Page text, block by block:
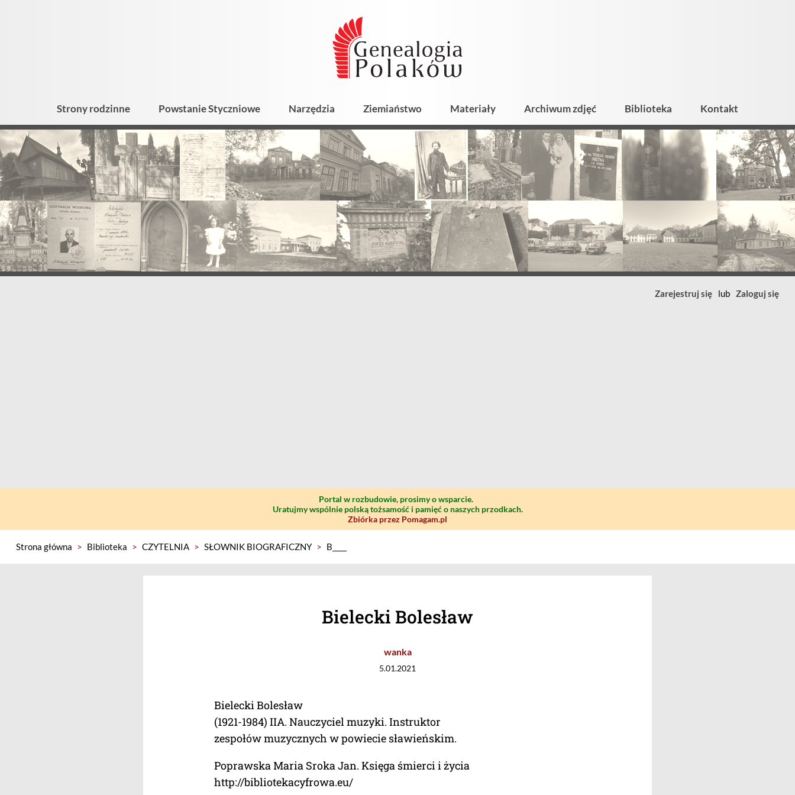
Strony rodzinne Powstanie Styczniowe Narzędzia Ziemiaństwo Materiały Archiwum zdjęć Biblioteka Kontakt
Zarejestruj się lub Zaloguj się
Portal w rozbudowie, prosimy o wsparcie.
Uratujmy wspólnie polską tożsamość i pamięć o naszych przodkach.
Zbiórka przez Pomagam.pl
Strona główna > Biblioteka > CZYTELNIA > SŁOWNIK BIOGRAFICZNY > B____
Bielecki Bolesław
wanka
5.01.2021
Bielecki Bolesław
(1921-1984) IIA. Nauczyciel muzyki. Instruktor
zespołów muzycznych w powiecie sławieńskim.
Poprawska Maria Sroka Jan. Księga śmierci i życia
http://bibliotekacyfrowa.eu/